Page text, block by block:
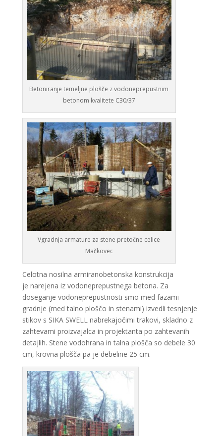
Betoniranje temeljne plošče z vodoneprepustnim
betonom kvalitete C30/37
Vgradnja armature za stene pretočne celice
Mačkovec
Celotna nosilna armiranobetonska konstrukcija
je narejena iz vodoneprepustnega betona. Za
doseganje vodoneprepustnosti smo med fazami
gradnje (med talno ploščo in stenami) izvedli tesnjenje
stikov s SIKA SWELL nabrekajočimi trakovi, skladno z
zahtevami proizvajalca in projektanta po zahtevanih
detajlih. Stene vodohrana in talna plošča so debele 30
cm, krovna plošča pa je debeline 25 cm.